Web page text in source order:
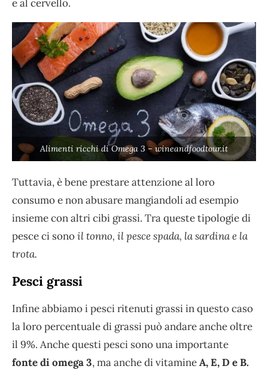
e al cervello.
Alimenti ricchi di Omega 3 – wineandfoodtour.it
Tuttavia, è bene prestare attenzione al loro
consumo e non abusare mangiandoli ad esempio
insieme con altri cibi grassi. Tra queste tipologie di
pesce ci sonoil tonno, il pesce spada, la sardina e la
trota.
Pesci grassi
Infine abbiamo i pesci ritenuti grassi in questo caso
la loro percentuale di grassi può andare anche oltre
il 9%. Anche questi pesci sono una importante
fonte di omega 3, ma anche di vitamineA, E, D e B.